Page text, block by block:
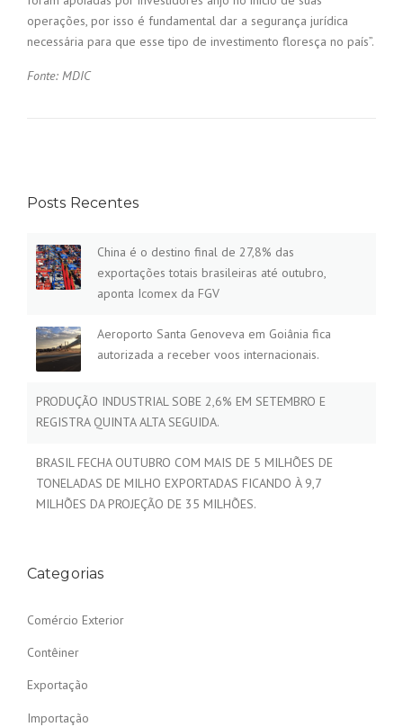
operações, por isso é fundamental dar a segurança jurídica
necessária para que esse tipo de investimento floresça no país”.
Fonte: MDIC
Posts Recentes
China é o destino final de 27,8% das
exportações totais brasileiras até outubro,
aponta Icomex da FGV
Aeroporto Santa Genoveva em Goiânia fica
autorizada a receber voos internacionais.
PRODUÇÃO INDUSTRIAL SOBE 2,6% EM SETEMBRO E
REGISTRA QUINTA ALTA SEGUIDA.
BRASIL FECHA OUTUBRO COM MAIS DE 5 MILHÕES DE
TONELADAS DE MILHO EXPORTADAS FICANDO À 9,7
MILHÕES DA PROJEÇÃO DE 35 MILHÕES.
Categorias
Comércio Exterior
Contêiner
Exportação
Importação